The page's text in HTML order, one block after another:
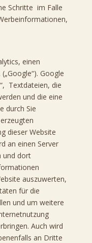
Schritte im Falle
einen
Google
Textdateien, die
und die eine
durch Sie
dieser Website
an einen Server
und dort
auszuwerten,
für die
und um weitere
Auch wird
an Dritte